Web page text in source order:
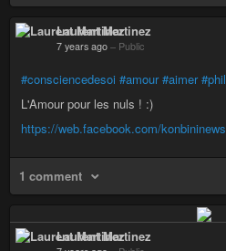
Laurent Martinez
7 years ago – Public
#consciencedesoi #amour #aimer
L'Amour pour les nuls ! :)
https://web.facebook.com/
1 comment
Laurent Martinez